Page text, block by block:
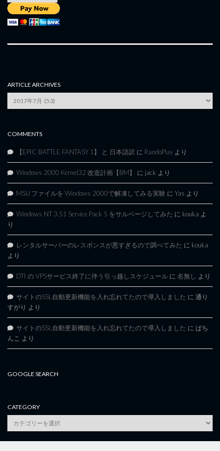
ARTICLE ARCHIVES
Article
Archives
COMMENTS
【EPIC BATTLE FANTASY 1】 と 日本語訳 に RandoPlay より
Windows 2000 Kernel32 改造計画【BM】 に jack より
MSU ファイルを Windows 2000で解凍してみる実験 に Yas より
Windows NT 3.51 Service Pack 5 をサルベージしてみた に kouka よ
り
レンタルサーバーのレスポンスが悪すぎるので調べてみた に kouka
より
DTI の VPSサービス終了に伴う引っ越しスケジュール に 名無し より
サイトのSSL自動更新機能を入れ忘れてたので導入しました に 通り
すがり より
サイトのSSL自動更新機能を入れ忘れてたので導入しました に ぱち
んこ より
GOOGLE SEARCH
CATEGORY
category